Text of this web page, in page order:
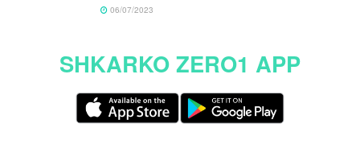
06/07/2023
SHKARKO ZERO1 APP